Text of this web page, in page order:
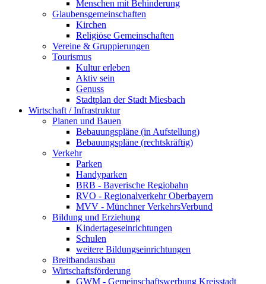
Menschen mit Behinderung
Glaubensgemeinschaften
Kirchen
Religiöse Gemeinschaften
Vereine & Gruppierungen
Tourismus
Kultur erleben
Aktiv sein
Genuss
Stadtplan der Stadt Miesbach
Wirtschaft / Infrastruktur
Planen und Bauen
Bebauungspläne (in Aufstellung)
Bebauungspläne (rechtskräftig)
Verkehr
Parken
Handyparken
BRB - Bayerische Regiobahn
RVO - Regionalverkehr Oberbayern
MVV - Münchner VerkehrsVerbund
Bildung und Erziehung
Kindertageseinrichtungen
Schulen
weitere Bildungseinrichtungen
Breitbandausbau
Wirtschaftsförderung
GWM - Gemeinschaftswerbung Kreisstadt